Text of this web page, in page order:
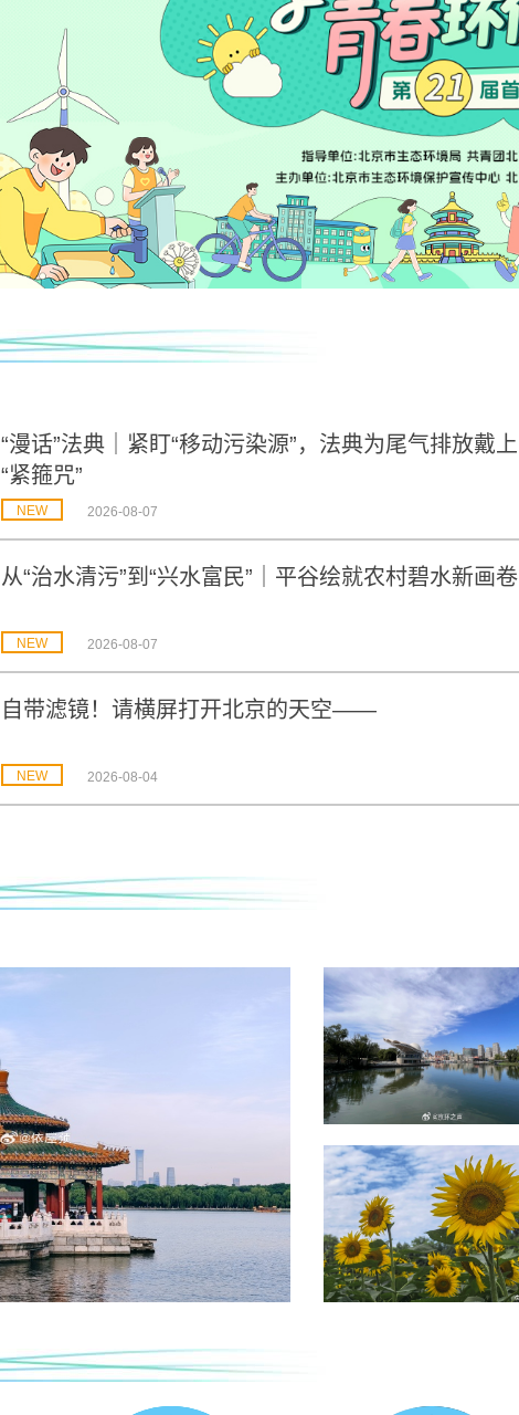
“漫话”法典｜紧盯“移动污染源”，法典为尾气排放戴上
“紧箍咒”
NEW 2026-08-07
从“治水清污”到“兴水富民”｜平谷绘就农村碧水新画卷
NEW 2026-08-07
自带滤镜！请横屏打开北京的天空——
NEW 2026-08-04